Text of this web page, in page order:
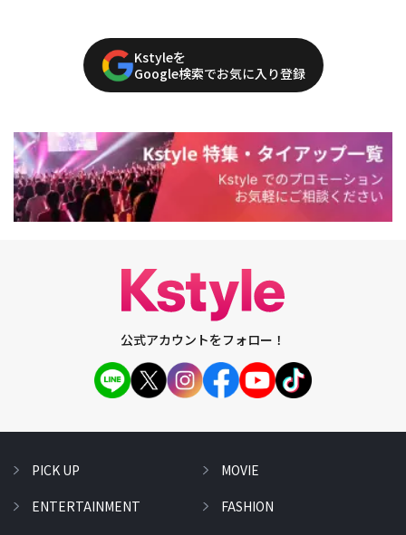
Kstyleを
Google検索でお気に入り登録
公式アカウントをフォロー！
PICK UP
ENTERTAINMENT
MOVIE
FASHION